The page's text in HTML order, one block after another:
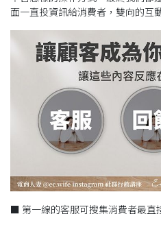
面一直投資訊給消費者，雙向的互
■ 第一線的客服可搜集消費者最直